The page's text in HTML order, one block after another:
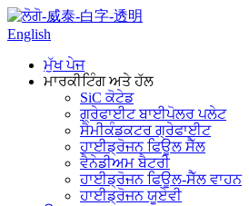
English
ਮੁੱਖ ਪੇਜ
ਮਾਰਕੀਟਿੰਗ ਅਤੇ ਹੱਲ
SiC ਕੋਟੇਡ
ਗ੍ਰੇਫਾਈਟ ਬਾਈਪੋਲਰ ਪਲੇਟ
ਸੈਮੀਕੰਡਕਟਰ ਗ੍ਰੇਫਾਈਟ
ਹਾਈਡ੍ਰੋਜਨ ਫਿਊਲ ਸੈੱਲ
ਵੈਨੇਡੀਅਮ ਬੈਟਰੀ
ਹਾਈਡ੍ਰੋਜਨ ਫਿਊਲ-ਸੈੱਲ ਵਾਹਨ
ਹਾਈਡ੍ਰੋਜਨ ਯੂਏਵੀ